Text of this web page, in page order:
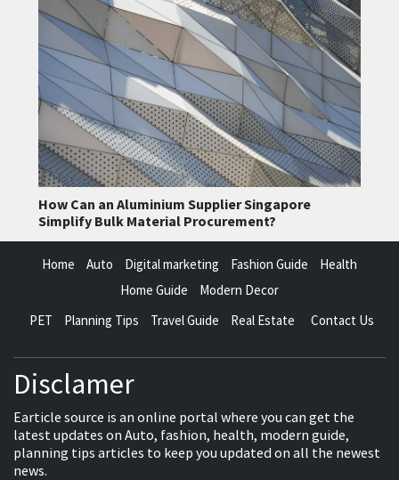
How Can an Aluminium Supplier Singapore
Simplify Bulk Material Procurement?
Home Auto Digital marketing Fashion Guide
Health
Home Guide
Modern Decor
PET
Planning Tips Travel Guide Real Estate Contact Us
Disclamer
Earticle source is an online portal where you can get the
latest updates on Auto, fashion, health, modern guide,
planning tips articles to keep you updated on all the newest
news.